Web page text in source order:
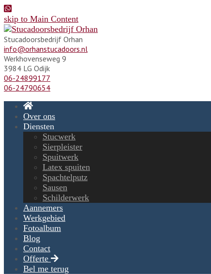
skip to Main Content
Stucadoorsbedrijf Orhan
info@orhanstucadoors.nl
Werkhovenseweg 9
3984 LG Odijk
06-24899177
06-24790654
Over ons
Diensten
Stucwerk
Sierpleister
Spuitwerk
Latex spuiten
Spachtelputz
Sausen
Schilderwerk
Aannemers
Werkgebied
Fotoalbum
Blog
Contact
Offerte
Bel me terug